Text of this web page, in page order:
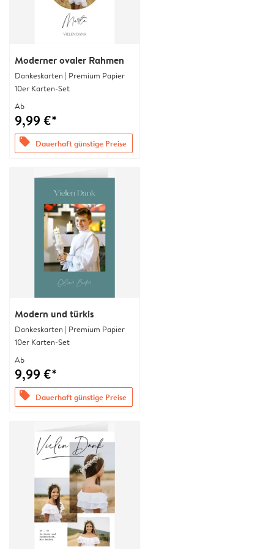
Moderner ovaler Rahmen
Dankeskarten | Premium Papier
10er Karten-Set
Ab
9,99 €*
offers Dauerhaft günstige Preise
Modern und türkis
Dankeskarten | Premium Papier
10er Karten-Set
Ab
9,99 €*
offers Dauerhaft günstige Preise